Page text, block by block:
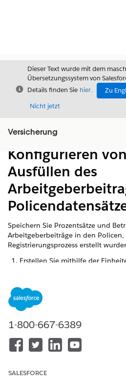
Schließen
Dieser Text wurde mit dem
Übersetzungssystem von
Details finden Sie hier.
Zu
Nicht jetzt
VersicherungInhalt anzeigen
Inhalt
Konfigurieren
Ausfüllen des
Speichern Sie Prozentsätze und
Arbeitgeberbeiträge in den
Registrierungsprozess erstellt
Erstellen Sie mithilfe der
Erstellen Sie Gruppenklassen-
Gruppenklassen.
Registrierungsscholle den
1-800-667-6389
SALESFORCE